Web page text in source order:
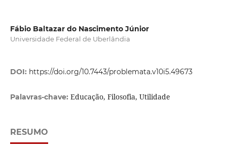
Fábio Baltazar do Nascimento Júnior
Universidade Federal de Uberlândia
DOI: https://doi.org/10.7443/problemata.v10i5.49673
Palavras-chave: Educação, Filosofia, Utilidade
RESUMO